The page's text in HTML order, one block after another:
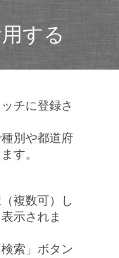
する
チに登録さ
別や都道府
す。
複数可）し
示されま
索」ボタン